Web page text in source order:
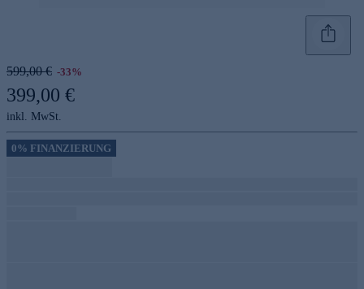
599,00 € -33%
399,00 €
inkl. MwSt.
0% FINANZIERUNG